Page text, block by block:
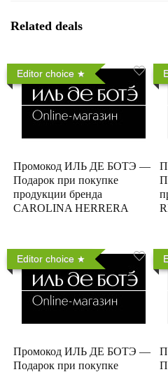
Related deals
Editor choice
Промокод ИЛЬ ДЕ БОТЭ —
Подарок при покупке
продукции бренда
CAROLINA HERRERA
Editor choice
Промокод ИЛЬ ДЕ БОТЭ —
Подарок при покупке